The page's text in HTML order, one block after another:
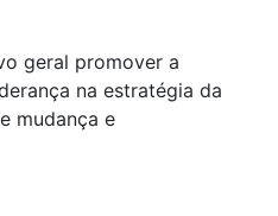
geral promover a
na estratégia da
mudança e